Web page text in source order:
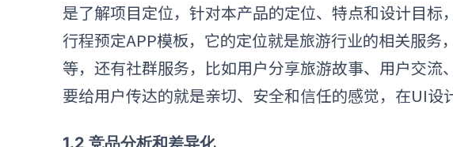
是了解项目定位，针对本产品的定位、特点和设计目标
行程预定APP模板，它的定位就是旅游行业的相关服务
等，还有社群服务，比如用户分享旅游故事、用户交流
要给用户传达的就是亲切、安全和信任的感觉，在UI设
1.2 竞品分析和差异化